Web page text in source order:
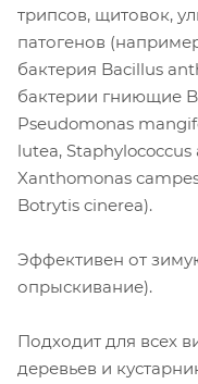
трипсов, щитовок,
патогенов
бактерия Bacillus
бактерии гниющие
Pseudomonas
lutea, Staphylococcus
Xanthomonas
Botrytis cinerea).
Эффективен от
опрыскивание).
Подходит для всех
деревьев и